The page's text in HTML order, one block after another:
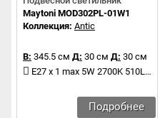
Maytoni MOD302PL-01W1
Коллекция: Antic
В: 345.5 см Д: 30 см Д: 30 см
E27 x 1 max 5W 2700K 510Lm
Подробнее